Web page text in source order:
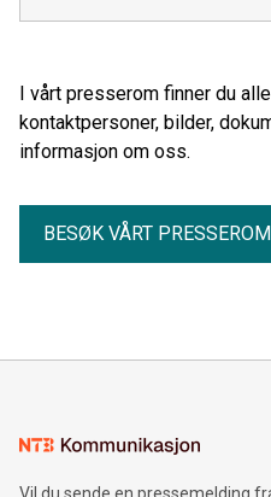
I vårt presserom finner du
kontaktpersoner, bilder,
informasjon om oss.
BESØK VÅRT PRESSEROM
Vil du sende en pressemelding